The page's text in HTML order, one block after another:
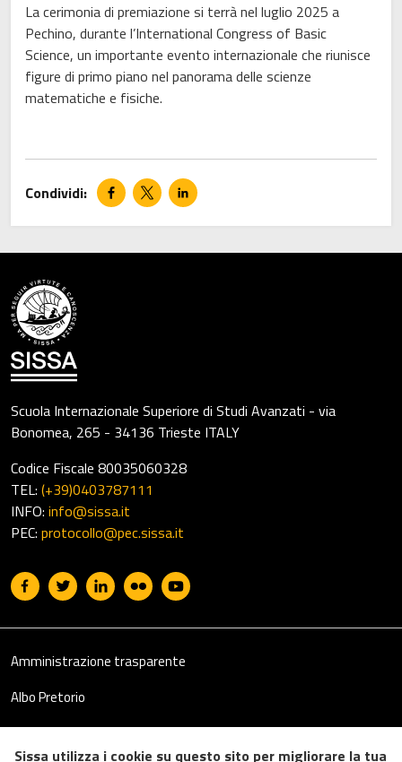
La cerimonia di premiazione si terrà nel luglio 2025 a
Pechino, durante l’International Congress of Basic
Science, un importante evento internazionale che riunisce
figure di primo piano nel panorama delle scienze
matematiche e fisiche.
Scuola Internazionale Superiore di Studi Avanzati - via
Bonomea, 265 - 34136 Trieste ITALY
Codice Fiscale 80035060328
TEL: (+39)0403787111
INFO: info@sissa.it
PEC: protocollo@pec.sissa.it
Footer
Useful links section
Amministrazione trasparente
Albo Pretorio
Il 5 per mille
Sissa utilizza i cookie su questo sito per migliorare la tua